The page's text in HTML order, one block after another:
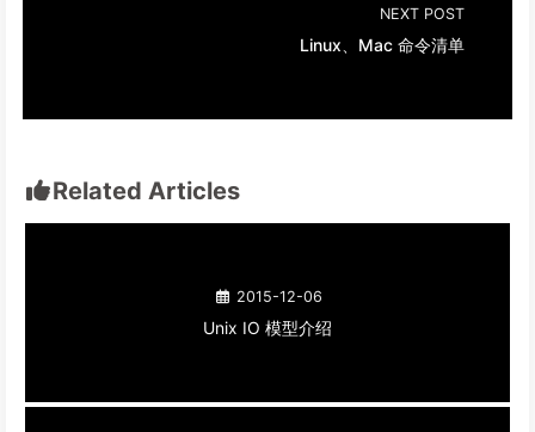
NEXT POST
Linux、Mac 命令清单
Related Articles
2015-12-06
Unix IO 模型介绍